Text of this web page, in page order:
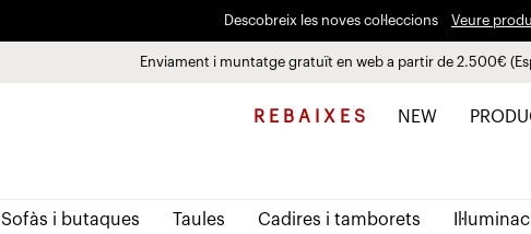
Paga a plaços fins a 3 mesos sense interessos
Descobreix les noves col·leccions Veure
Enviament i muntatge gratuït en web a partir de 2.500€
R E B A I X E S NEW
Sofàs i butaques Taules Cadires i tamborets